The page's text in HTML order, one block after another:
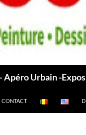
Apéro Urbain -
CONTACT